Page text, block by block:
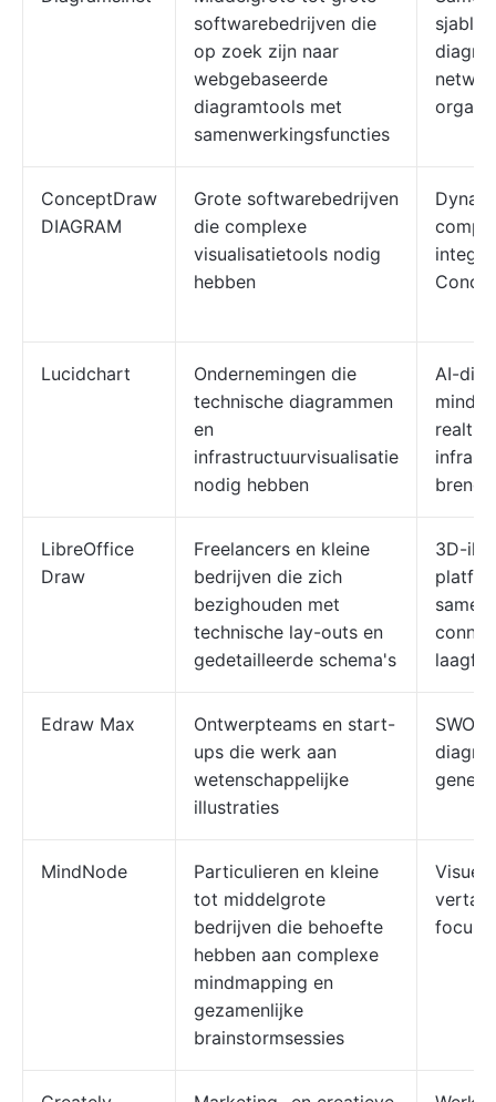
softwarebedrijven die
op zoek zijn naar
webgebaseerde
diagramtools met
samenwerkingsfuncties
ConceptDraw
DIAGRAM
Grote softwarebedrijven
die complexe
visualisatietools nodig
hebben
Lucidchart
Ondernemingen die
technische diagrammen
en
infrastructuurvisualisatie
nodig hebben
AI-
LibreOffice
Draw
Freelancers en kleine
bedrijven die zich
bezighouden met
technische lay-outs en
gedetailleerde schema's
3D-
Edraw Max
Ontwerpteams en start-
ups die werk aan
wetenschappelijke
illustraties
MindNode
Particulieren en kleine
tot middelgrote
bedrijven die behoefte
hebben aan complexe
mindmapping en
gezamenlijke
brainstormsessies